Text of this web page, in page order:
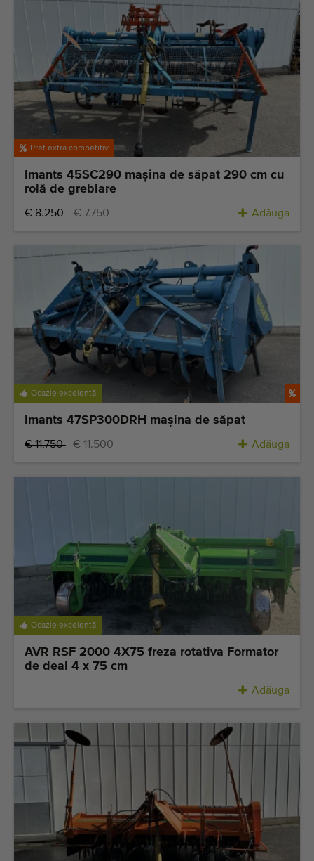
Pret extra competitiv
Imants 45SC290 maşina de săpat 290 cm cu
rolă de greblare
€ 8.250 € 7.750 Adăuga
Ocazie excelentă
Imants 47SP300DRH maşina de săpat
€ 11.750 € 11.500 Adăuga
Ocazie excelentă
AVR RSF 2000 4X75 freza rotativa Formator
de deal 4 x 75 cm
Adăuga